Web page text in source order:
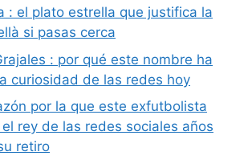
: el plato estrella que justifica la
si pasas cerca
: por qué este nombre ha
curiosidad de las redes hoy
por la que este exfutbolista
rey de las redes sociales años
retiro